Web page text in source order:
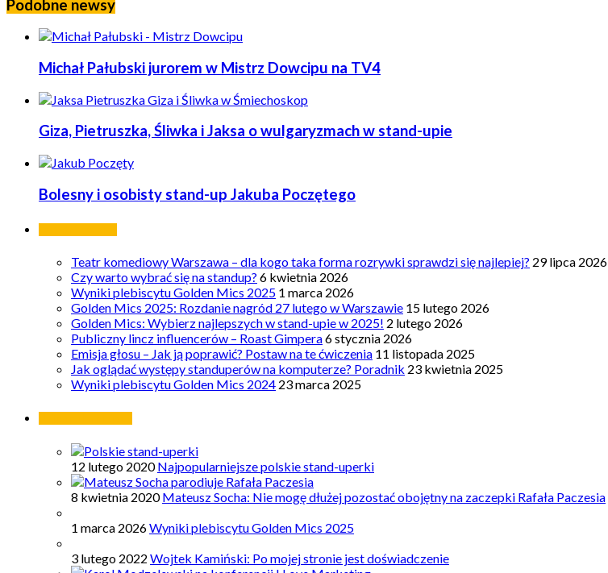
Podobne newsy
Michał Pałubski jurorem w Mistrz Dowcipu na TV4
Giza, Pietruszka, Śliwka i Jaksa o wulgaryzmach w stand-upie
Bolesny i osobisty stand-up Jakuba Poczętego
Teatr komediowy Warszawa – dla kogo taka forma rozrywki sprawdzi się najlepiej? 29 lipca 2026
Czy warto wybrać się na standup? 6 kwietnia 2026
Wyniki plebiscytu Golden Mics 2025 1 marca 2026
Golden Mics 2025: Rozdanie nagród 27 lutego w Warszawie 15 lutego 2026
Golden Mics: Wybierz najlepszych w stand-upie w 2025! 2 lutego 2026
Publiczny lincz influencerów – Roast Gimpera6 stycznia 2026
Emisja głosu – Jak ją poprawić? Postaw na te ćwiczenia 11 listopada 2025
Jak oglądać występy standuperów na komputerze? Poradnik 23 kwietnia 2025
Wyniki plebiscytu Golden Mics 2024 23 marca 2025
12 lutego 2020 Najpopularniejsze polskie stand-uperki
8 kwietnia 2020 Mateusz Socha: Nie mogę dłużej pozostać obojętny na zaczepki Rafała Paczesia
1 marca 2026Wyniki plebiscytu Golden Mics 2025
3 lutego 2022 Wojtek Kamiński: Po mojej stronie jest doświadczenie